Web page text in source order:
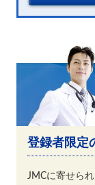
登録者限定
JMCに寄せら